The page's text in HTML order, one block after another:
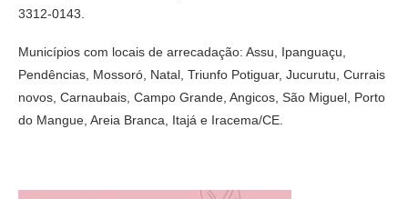
3312-0143.
Municípios com locais de arrecadação: Assu, Ipanguaçu,
Pendências, Mossoró, Natal, Triunfo Potiguar, Jucurutu, Currais
novos, Carnaubais, Campo Grande, Angicos, São Miguel, Porto
do Mangue, Areia Branca, Itajá e Iracema/CE.